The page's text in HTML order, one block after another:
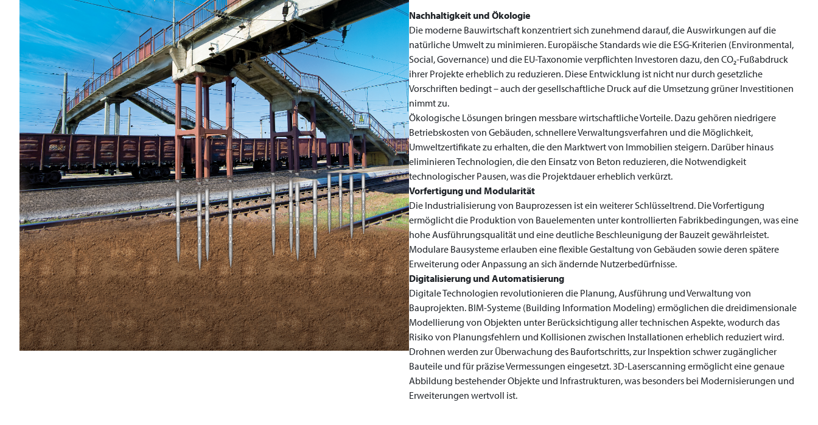
Nachhaltigkeit und Ökologie
Die moderne Bauwirtschaft konzentriert sich zunehmend darauf, die Auswirkungen auf die
natürliche Umwelt zu minimieren. Europäische Standards wie die ESG-Kriterien (Environmental,
Social, Governance) und die EU-Taxonomie verpflichten Investoren dazu, den CO₂-Fußabdruck
ihrer Projekte erheblich zu reduzieren. Diese Entwicklung ist nicht nur durch gesetzliche
Vorschriften bedingt – auch der gesellschaftliche Druck auf die Umsetzung grüner Investitionen
nimmt zu.
Ökologische Lösungen bringen messbare wirtschaftliche Vorteile. Dazu gehören niedrigere
Betriebskosten von Gebäuden, schnellere Verwaltungsverfahren und die Möglichkeit,
Umweltzertifikate zu erhalten, die den Marktwert von Immobilien steigern. Darüber hinaus
eliminieren Technologien, die den Einsatz von Beton reduzieren, die Notwendigkeit
technologischer Pausen, was die Projektdauer erheblich verkürzt.
Vorfertigung und Modularität
Die Industrialisierung von Bauprozessen ist ein weiterer Schlüsseltrend. Die Vorfertigung
ermöglicht die Produktion von Bauelementen unter kontrollierten Fabrikbedingungen, was eine
hohe Ausführungsqualität und eine deutliche Beschleunigung der Bauzeit gewährleistet.
Modulare Bausysteme erlauben eine flexible Gestaltung von Gebäuden sowie deren spätere
Erweiterung oder Anpassung an sich ändernde Nutzerbedürfnisse.
Digitalisierung und Automatisierung
Digitale Technologien revolutionieren die Planung, Ausführung und Verwaltung von
Bauprojekten. BIM-Systeme (Building Information Modeling) ermöglichen die dreidimensionale
Modellierung von Objekten unter Berücksichtigung aller technischen Aspekte, wodurch das
Risiko von Planungsfehlern und Kollisionen zwischen Installationen erheblich reduziert wird.
Drohnen werden zur Überwachung des Baufortschritts, zur Inspektion schwer zugänglicher
Bauteile und für präzise Vermessungen eingesetzt. 3D-Laserscanning ermöglicht eine genaue
Abbildung bestehender Objekte und Infrastrukturen, was besonders bei Modernisierungen und
Erweiterungen wertvoll ist.